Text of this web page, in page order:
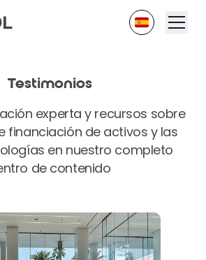
Testimonios
experta y recursos sobre
financiación de activos y las
en nuestro completo
de contenido